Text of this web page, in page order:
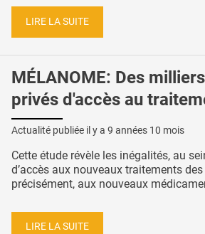
LIRE LA SUITE
MÉLANOME: Des
privés d'accès au
Actualité publiée il y a 9 années 10 mois
Cette étude révèle les inégalités, au
d’accès aux nouveaux traitements
précisément, aux nouveaux
LIRE LA SUITE